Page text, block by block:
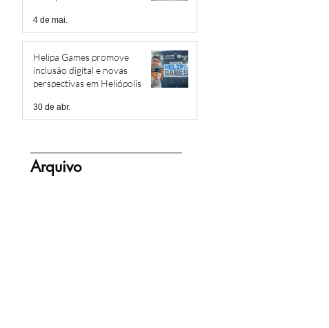
4 de mai.
Helipa Games promove
inclusão digital e novas
perspectivas em Heliópolis
30 de abr.
Arquivo